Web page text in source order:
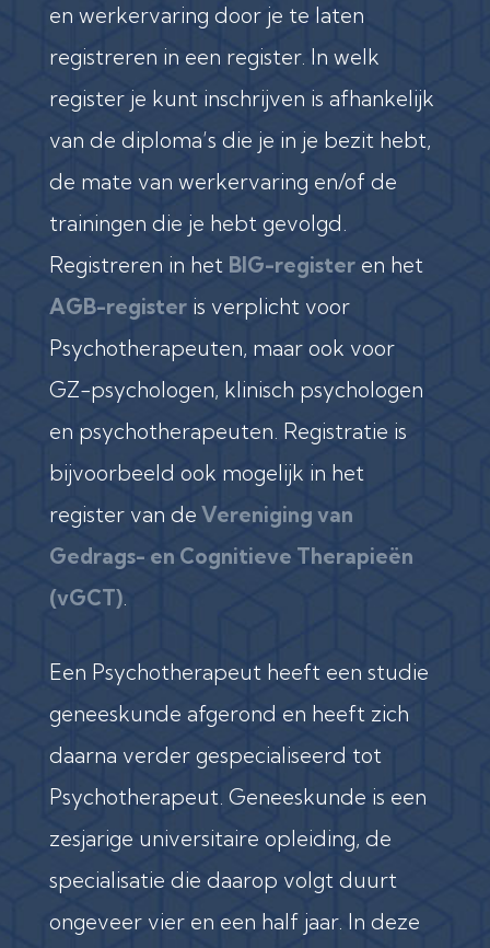
en werkervaring door je te laten
registreren in een register. In welk
register je kunt inschrijven is afhankelijk
van de diploma’s die je in je bezit hebt,
de mate van werkervaring en/of de
trainingen die je hebt gevolgd.
Registreren in het BIG-registeren het
AGB-registeris verplicht voor
Psychotherapeuten, maar ook voor
GZ-psychologen, klinisch psychologen
en psychotherapeuten. Registratie is
bijvoorbeeld ook mogelijk in het
register van de Vereniging van
Gedrags- en Cognitieve Therapieën
(vGCT).
Een Psychotherapeut heeft een studie
geneeskunde afgerond en heeft zich
daarna verder gespecialiseerd tot
Psychotherapeut. Geneeskunde is een
zesjarige universitaire opleiding, de
specialisatie die daarop volgt duurt
ongeveer vier en een half jaar. In deze